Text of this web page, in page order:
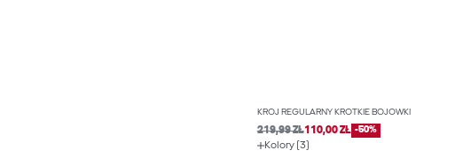
KRÓJ REGULARNY KRÓTKIE BOJÓWKI
219,99 ZŁ110,00 ZŁ -50%
Kolory (3)